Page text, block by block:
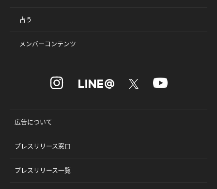
占う
メンバーコンテンツ
広告について
プレスリリース窓口
プレスリリース一覧